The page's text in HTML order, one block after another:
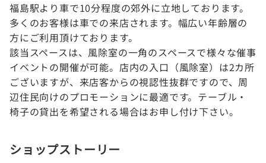
福島駅より車で10分程度の郊外に立地しております。
多くのお客様は車での来店されます。幅広い年齢層の
方にご利用頂けております。
該当スペースは、風除室の一角のスペースで様々な催事
イベントの開催が可能。店内の入口（風除室）は2カ所
ございますが、来店客からの視認性抜群ですので、周
辺住民向けのプロモーションに最適です。テーブル・
椅子の貸出を希望される場合はお申し付け下さい。
ショップストーリー